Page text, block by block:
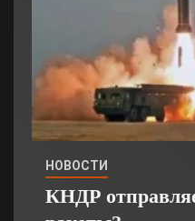
НОВОСТИ
КНДР